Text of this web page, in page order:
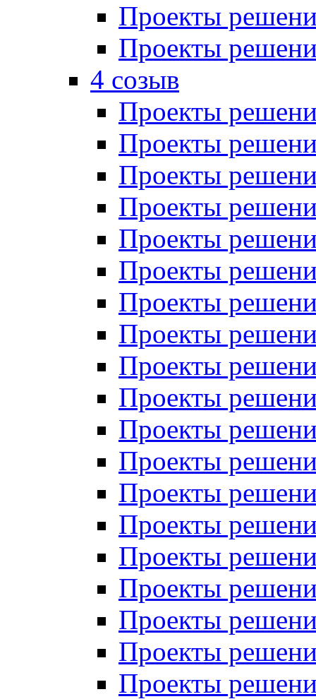
Проекты
Проекты
4 созыв
Проекты
Проекты
Проекты
Проекты
Проекты
Проекты
Проекты
Проекты
Проекты
Проекты
Проекты
Проекты
Проекты
Проекты
Проекты
Проекты
Проекты
Проекты
Проекты